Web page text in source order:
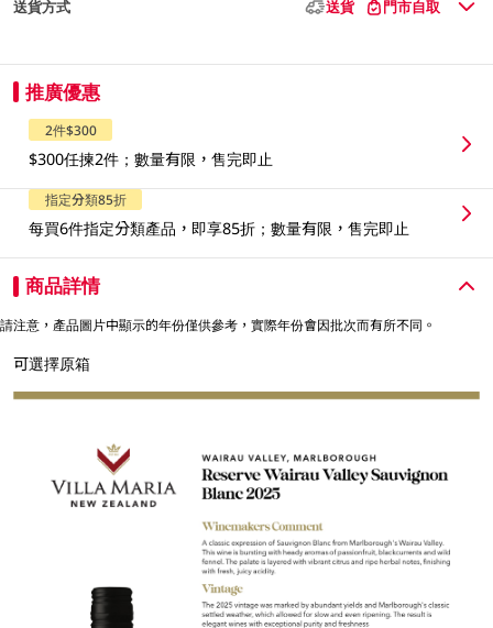
送貨方式 送貨 門市自取
推廣優惠
2件$300
$300任揀2件；數量有限，售完即止
指定分類85折
每買6件指定分類產品，即享85折；數量有限，售完即止
商品詳情
請注意，產品圖片中顯示的年份僅供參考，實際年份會因批次而有所不同。
可選擇原箱